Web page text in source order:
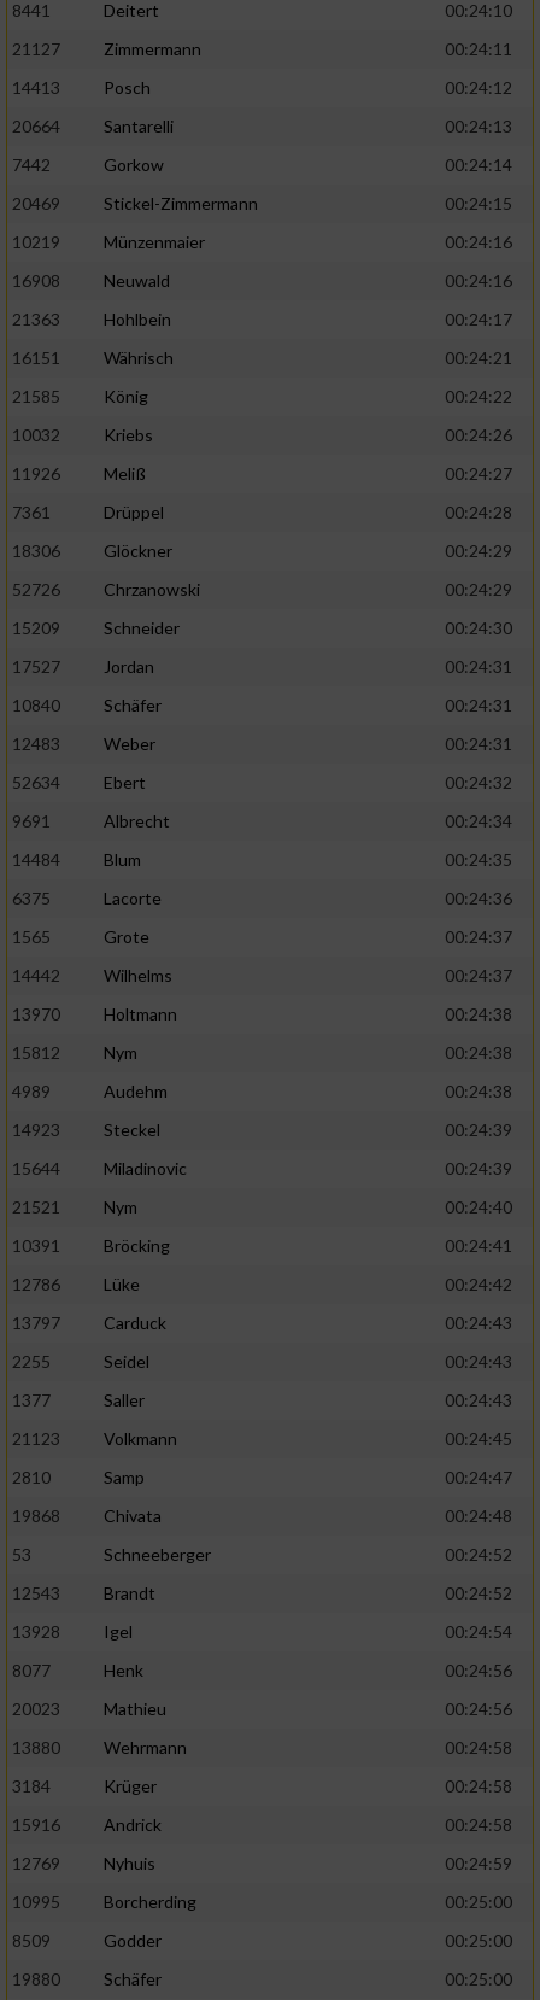
8441 Deitert
00:24:10
21127
Zimmermann
00:24:11
14413
Posch
00:24:12
20664
Santarelli
00:24:13
7442
Gorkow
00:24:14
20469
Stickel-Zimmermann
00:24:15
10219
Münzenmaier
00:24:16
16908
Neuwald
00:24:16
21363
Hohlbein
00:24:17
16151
Währisch
00:24:21
21585
König
00:24:22
10032
Kriebs
00:24:26
11926
Meliß
00:24:27
7361
Drüppel
00:24:28
18306
Glöckner
00:24:29
52726
Chrzanowski
00:24:29
15209
Schneider
00:24:30
17527
Jordan
00:24:31
10840
Schäfer
00:24:31
12483
Weber
00:24:31
52634
Ebert
00:24:32
9691
Albrecht
00:24:34
14484
Blum
00:24:35
6375
Lacorte
00:24:36
1565
Grote
00:24:37
14442
Wilhelms
00:24:37
13970
Holtmann
00:24:38
15812
Nym
00:24:38
4989
Audehm
00:24:38
14923
Steckel
00:24:39
15644
Miladinovic
00:24:39
21521
Nym
00:24:40
10391
Bröcking
00:24:41
12786
Lüke
00:24:42
13797
Carduck
00:24:43
2255
Seidel
00:24:43
1377
Saller
00:24:43
21123
Volkmann
00:24:45
2810
Samp
00:24:47
19868
Chivata
00:24:48
53
Schneeberger
00:24:52
12543
Brandt
00:24:52
13928
Igel
00:24:54
8077
Henk
00:24:56
20023
Mathieu
00:24:56
13880
Wehrmann
00:24:58
3184
Krüger
00:24:58
15916
Andrick
00:24:58
12769
Nyhuis
00:24:59
10995
Borcherding
00:25:00
8509
Godder
00:25:00
19880
Schäfer
00:25:00